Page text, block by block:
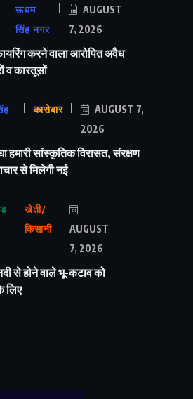
ऊधम
सिंह नगर
AUGUST
7, 2026
करने वाला आरोपित अवैध
व कारतूसों
कारोबार
AUGUST 7,
2026
हमारी सांस्कृतिक विरासत, संरक्षण
से मिलेगी नई
खेती/
किसानी
AUGUST
7, 2026
से होने वाले भू-कटाव को
लिए